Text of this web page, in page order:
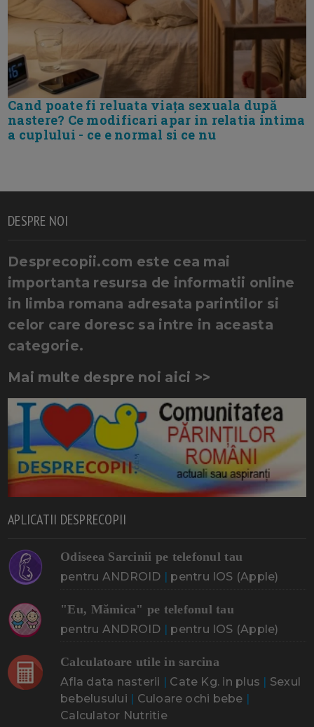
Cand poate fi reluata viața sexuala după
nastere? Ce modificari apar in relatia intima
a cuplului - ce e normal si ce nu
DESPRE NOI
Desprecopii.com este cea mai
importanta resursa de informatii online
in limba romana adresata parintilor si
celor care doresc sa intre in aceasta
categorie.
Mai multe despre noi aici >>
APLICATII DESPRECOPII
Odiseea Sarcinii pe telefonul tau
pentru ANDROID | pentru IOS (Apple)
"Eu, Mămica" pe telefonul tau
pentru ANDROID | pentru IOS (Apple)
Calculatoare utile in sarcina
Afla data nasterii | Cate Kg. in plus | Sexul
bebelusului | Culoare ochi bebe |
Calculator Nutritie